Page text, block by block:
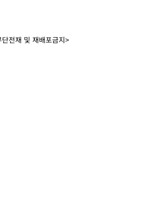
전재 및 재배포금지>